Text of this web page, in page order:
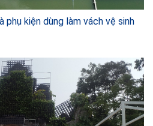
kiện dùng làm vách vệ sinh